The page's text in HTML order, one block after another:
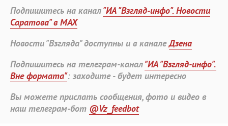
Подпишитесь на канал"ИА "Взгляд-инфо". Новости
Саратова" в MAX
Новости "Взгляда" доступны и в каналеДзена
Подпишитесь на телеграм-канал"ИА "Взгляд-инфо".
Вне формата": заходите - будет интересно
Вы можете прислать сообщения, фото и видео в
наш телеграм-бот @Vz_feedbot